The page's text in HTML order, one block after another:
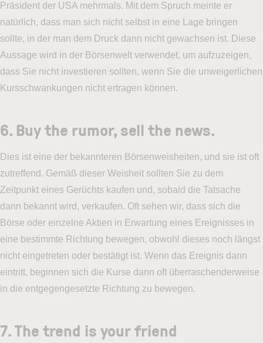
Präsident der USA mehrmals. Mit dem Spruch meinte er
natürlich, dass man sich nicht selbst in eine Lage bringen
sollte, in der man dem Druck dann nicht gewachsen ist. Diese
Aussage wird in der Börsenwelt verwendet, um aufzuzeigen,
dass Sie nicht investieren sollten, wenn Sie die unweigerlichen
Kursschwankungen nicht ertragen können.
6. Buy the rumor, sell the news.
Dies ist eine der bekannteren Börsenweisheiten, und sie ist oft
zutreffend. Gemäß dieser Weisheit sollten Sie zu dem
Zeitpunkt eines Gerüchts kaufen und, sobald die Tatsache
dann bekannt wird, verkaufen. Oft sehen wir, dass sich die
Börse oder einzelne Aktien in Erwartung eines Ereignisses in
eine bestimmte Richtung bewegen, obwohl dieses noch längst
nicht eingetreten oder bestätigt ist. Wenn das Ereignis dann
eintritt, beginnen sich die Kurse dann oft überraschenderweise
in die entgegengesetzte Richtung zu bewegen.
7. The trend is your friend